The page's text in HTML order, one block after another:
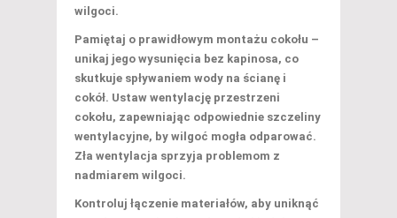
wilgoci.
Pamiętaj o prawidłowym montażu cokołu –
unikaj jego wysunięcia bez kapinosa, co
skutkuje spływaniem wody na ścianę i
cokół. Ustaw wentylację przestrzeni
cokołu, zapewniając odpowiednie szczeliny
wentylacyjne, by wilgoć mogła odparować.
Zła wentylacja sprzyja problemom z
nadmiarem wilgoci.
Kontroluj łączenie materiałów, aby uniknąć